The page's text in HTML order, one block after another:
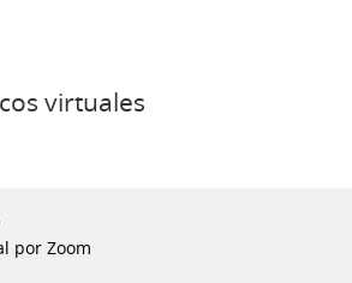
virtuales
por Zoom